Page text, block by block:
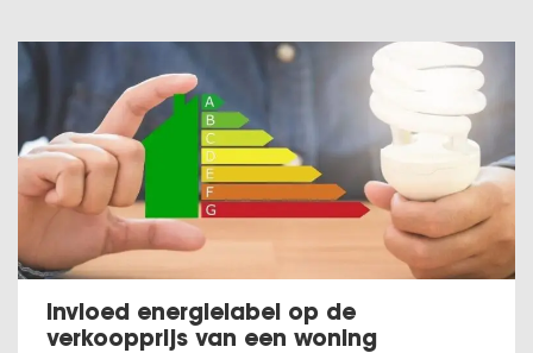
Invloed energielabel op de
verkoopprijs van een woning